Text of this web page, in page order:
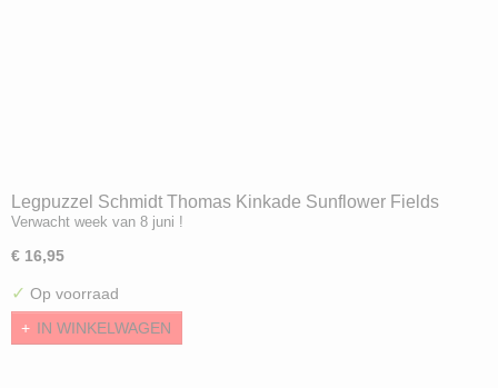
Legpuzzel Schmidt Thomas Kinkade Sunflower Fields
(1000)
Verwacht week van 8 juni !
€ 16,95
✓ Op voorraad
IN WINKELWAGEN